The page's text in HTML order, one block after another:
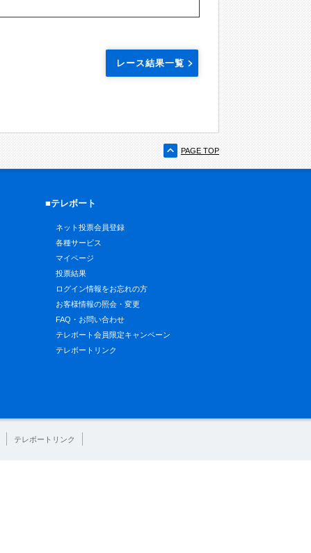
レース結果一覧
PAGE TOP
■テレボート
ネット投票会員登録
各種サービス
マイページ
投票結果
ログイン情報をお忘れの方
お客様情報の照会・変更
FAQ・お問い合わせ
テレボート会員限定キャンペーン
テレボートリンク
テレボートリンク